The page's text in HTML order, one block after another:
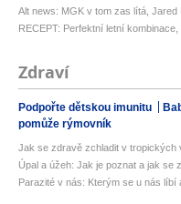
Alt news: MGK v tom zas lítá, Jared
RECEPT: Perfektní letní
Zdraví
Podpořte dětskou imunitu
pomůže rýmovník
Jak se zdravě zchladit v tropických
Úpal a úžeh: Jak je poznat a jak se
Parazité v nás: Kterým se u nás líbí